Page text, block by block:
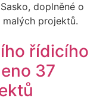
doplněné o
projektů.
řídicího
37